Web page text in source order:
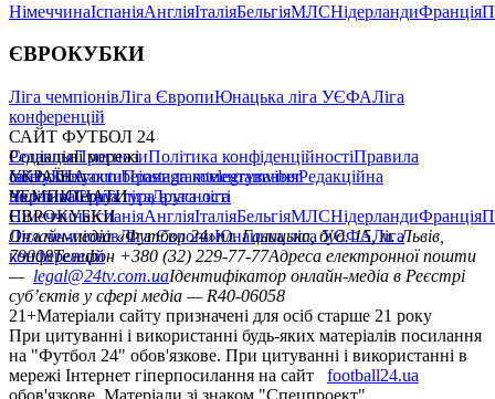
НімеччинаІспаніяАнгліяІталіяБельгіяМЛСНідерландиФранція
ЄВРОКУБКИ
Ліга чемпіонівЛіга ЄвропиЮнацька ліга УЄФАЛіга
конференцій
САЙТ ФУТБОЛ 24
РедакціяПрогнозиПолітика конфіденційностіПравила
сайтуКонтактиПравила коментуванняРедакційна
політикаСтруктура власності
Соціальні мережі
facebookxyoutubeinstagramtelegramviber
УКРАЇНА
УкраїнаПерша лігаДруга ліга
ЧЕМПІОНАТИ
НімеччинаІспаніяАнгліяІталіяБельгіяМЛСНідерландиФранція
ЄВРОКУБКИ
Ліга чемпіонівЛіга ЄвропиЮнацька ліга УЄФАЛіга
конференцій
Онлайн-медіа «Футбол 24»пл. Галицька, буд. 15, м. Львів,
79008Телефон +380 (32) 229-77-77Адреса електронної пошти
— legal@24tv.com.uaІдентифікатор онлайн-медіа в Реєстрі
суб’єктів у сфері медіа — R40-06058
21+Матеріали сайту призначені для осіб старше 21 року
При цитуванні і використанні будь-яких матеріалів посилання
на "Футбол 24" обов'язкове. При цитуванні і використанні в
мережі Інтернет гіперпосилання на сайт
football24.ua